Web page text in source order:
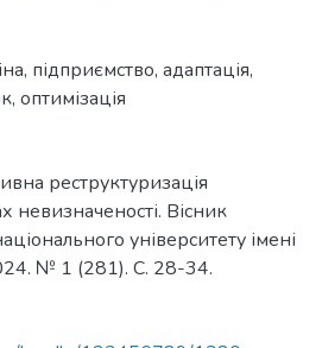
, підприємство, адаптація,
, оптимізація
реструктуризація
невизначеності. Вісник
університету імені
№ 1 (281). С. 28-34.